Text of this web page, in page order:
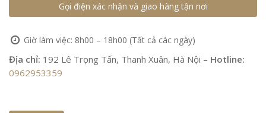
Gọi điện xác nhận và giao hàng tận nơi
Giờ làm việc: 8h00 – 18h00 (Tất cả các ngày)
Địa chỉ: 192 Lê Trọng Tấn, Thanh Xuân, Hà Nội – Hotline:
0962953359